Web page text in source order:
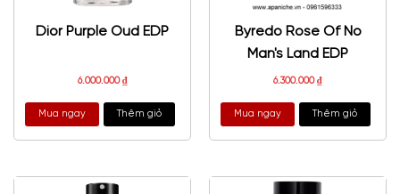
Dior Purple Oud EDP
6.000.000₫
Mua ngay Thêm giỏ
Byredo Rose Of No
Man's Land EDP
6.300.000₫
Mua ngay Thêm giỏ